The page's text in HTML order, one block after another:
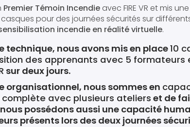
Premier Témoin Incendieavec FIRE VR et mis
casques pour des journées sécurités sur
incendie en réalité virtuelle.
technique, nous avons mis en place10
des apprenants avec 5 formateurs
sur deux jours.
organisationnel, nous sommes en
avec plusieurs atelierset de
possédons aussi une capacité
présents lors des deux journées